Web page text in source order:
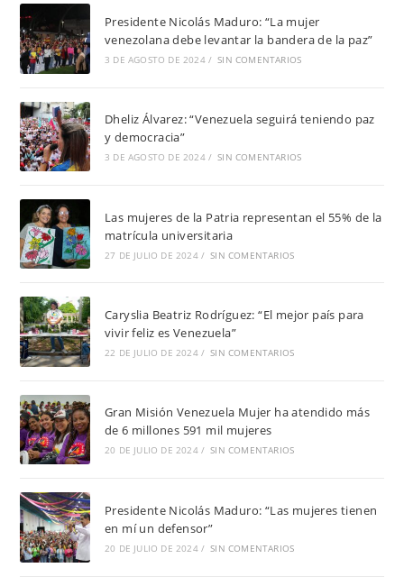
Presidente Nicolás Maduro: “La mujer
venezolana debe levantar la bandera de la paz”
3 DE AGOSTO DE 2024 / SIN COMENTARIOS
Dheliz Álvarez: “Venezuela seguirá teniendo paz
y democracia”
3 DE AGOSTO DE 2024 / SIN COMENTARIOS
Las mujeres de la Patria representan el 55% de la
matrícula universitaria
27 DE JULIO DE 2024 / SIN COMENTARIOS
Caryslia Beatriz Rodríguez: “El mejor país para
vivir feliz es Venezuela”
22 DE JULIO DE 2024 / SIN COMENTARIOS
Gran Misión Venezuela Mujer ha atendido más
de 6 millones 591 mil mujeres
20 DE JULIO DE 2024 / SIN COMENTARIOS
Presidente Nicolás Maduro: “Las mujeres tienen
en mí un defensor”
20 DE JULIO DE 2024 / SIN COMENTARIOS